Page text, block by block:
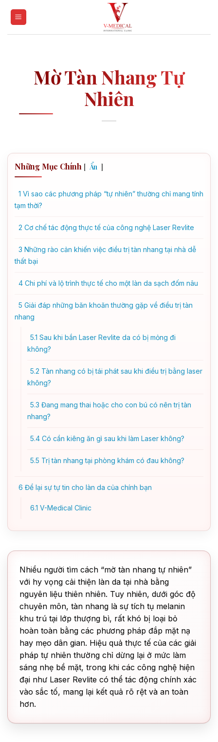
Mờ Tàn Nhang Tự
Nhiên
Những Mục Chính [ Ẩn ]
1 Vì sao các phương pháp “tự nhiên” thường chỉ mang tính
tạm thời?
2 Cơ chế tác động thực tế của công nghệ Laser Revlite
3 Những rào cản khiến việc điều trị tàn nhang tại nhà dễ
thất bại
4 Chi phí và lộ trình thực tế cho một làn da sạch đốm nâu
5 Giải đáp những băn khoăn thường gặp về điều trị tàn
nhang
5.1 Sau khi bắn Laser Revlite da có bị mỏng đi
không?
5.2 Tàn nhang có bị tái phát sau khi điều trị bằng laser
không?
5.3 Đang mang thai hoặc cho con bú có nên trị tàn
nhang?
5.4 Có cần kiêng ăn gì sau khi làm Laser không?
5.5 Trị tàn nhang tại phòng khám có đau không?
6 Để lại sự tự tin cho làn da của chính bạn
6.1 V-Medical Clinic
Nhiều người tìm cách “mờ tàn nhang tự nhiên”
với hy vọng cải thiện làn da tại nhà bằng
nguyên liệu thiên nhiên. Tuy nhiên, dưới góc độ
chuyên môn, tàn nhang là sự tích tụ melanin
khu trú tại lớp thượng bì, rất khó bị loại bỏ
hoàn toàn bằng các phương pháp đắp mặt nạ
hay mẹo dân gian. Hiệu quả thực tế của các giải
pháp tự nhiên thường chỉ dừng lại ở mức làm
sáng nhẹ bề mặt, trong khi các công nghệ hiện
đại như Laser Revlite có thể tác động chính xác
vào sắc tố, mang lại kết quả rõ rệt và an toàn
hơn.